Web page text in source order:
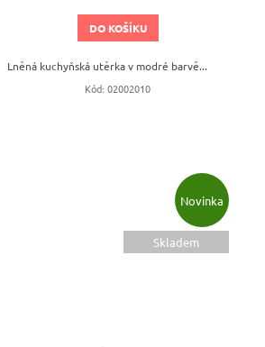
DO KOŠÍKU
Lněná kuchyňská utěrka v modré barvě...
Kód:02002010
Novinka
Skladem